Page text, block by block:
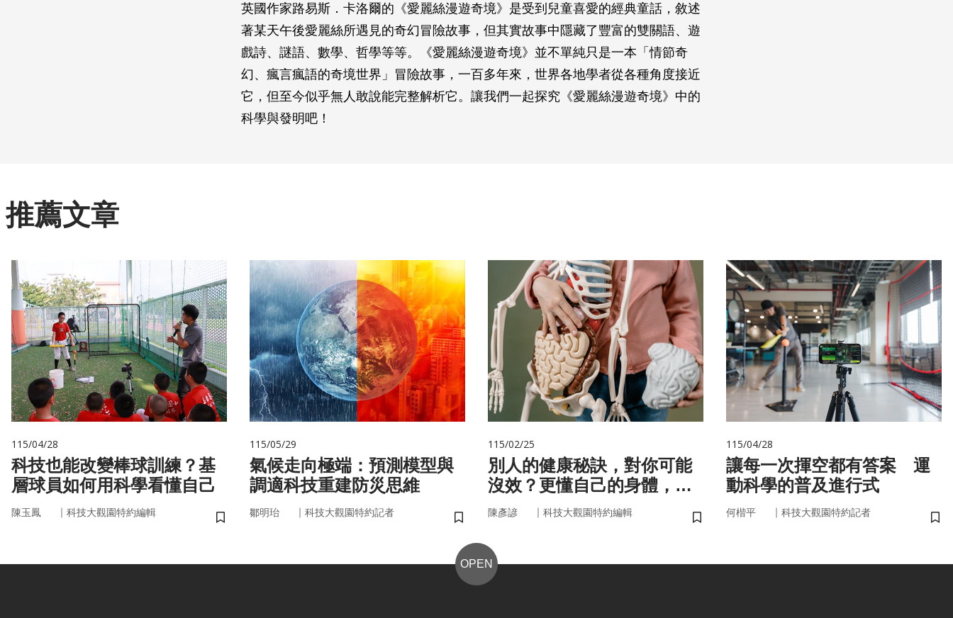
英國作家路易斯．卡洛爾的《愛麗絲漫遊奇境》是受到兒童喜愛的經典童話，敘述
著某天午後愛麗絲所遇見的奇幻冒險故事，但其實故事中隱藏了豐富的雙關語、遊
戲詩、謎語、數學、哲學等等。《愛麗絲漫遊奇境》並不單純只是一本「情節奇
幻、瘋言瘋語的奇境世界」冒險故事，一百多年來，世界各地學者從各種角度接近
它，但至今似乎無人敢說能完整解析它。讓我們一起探究《愛麗絲漫遊奇境》中的
科學與發明吧！
推薦文章
115/04/28
科技也能改變棒球訓練？基
層球員如何用科學看懂自己
陳玉鳳 ｜ 科技大觀園特約編輯
儲存書籤
115/05/29
氣候走向極端：預測模型與
調適科技重建防災思維
鄒明珆 ｜ 科技大觀園特約記者
儲存書籤
115/02/25
別人的健康秘訣，對你可能
沒效？更懂自己的身體，才
更能「精準健康」！
陳彥諺 ｜ 科技大觀園特約編輯
儲存書籤
115/04/28
讓每一次揮空都有答案 運
動科學的普及進行式
何楷平 ｜ 科技大觀園特約記者
儲
OPEN